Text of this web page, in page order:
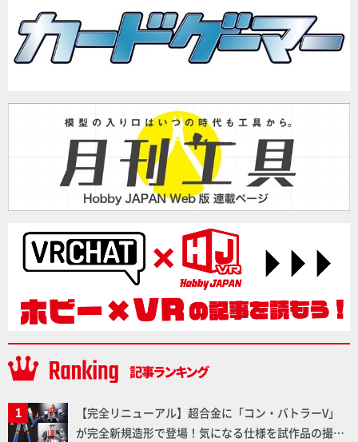
【完全リニューアル】超合金に「コン・バトラーV」
が完全新規造形で登場！気になる仕様を試作品の撮り